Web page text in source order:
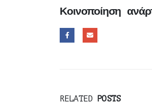
Κοινοποίηση
RELATED POSTS